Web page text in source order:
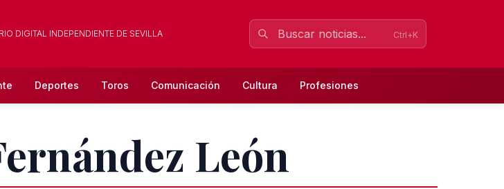
DIGITAL INDEPENDIENTE DE SEVILLA Ctrl+K
Deportes Toros Comunicación Cultura Profesiones
León